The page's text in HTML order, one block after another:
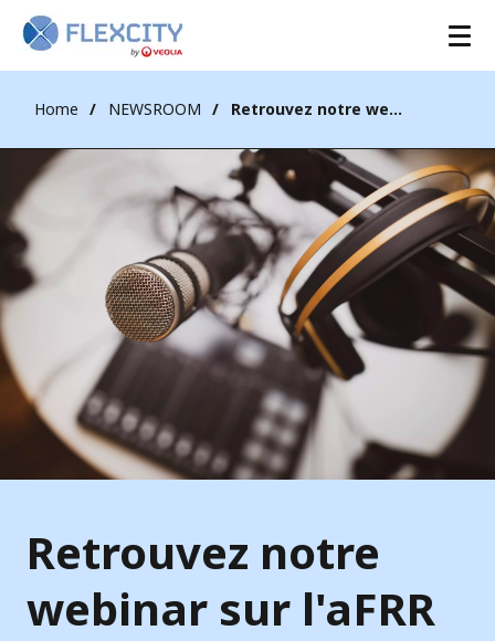
Home NEWSROOM Retrouvez notre webinar sur l'aFRR
Retrouvez notre
webinar sur l'aFRR